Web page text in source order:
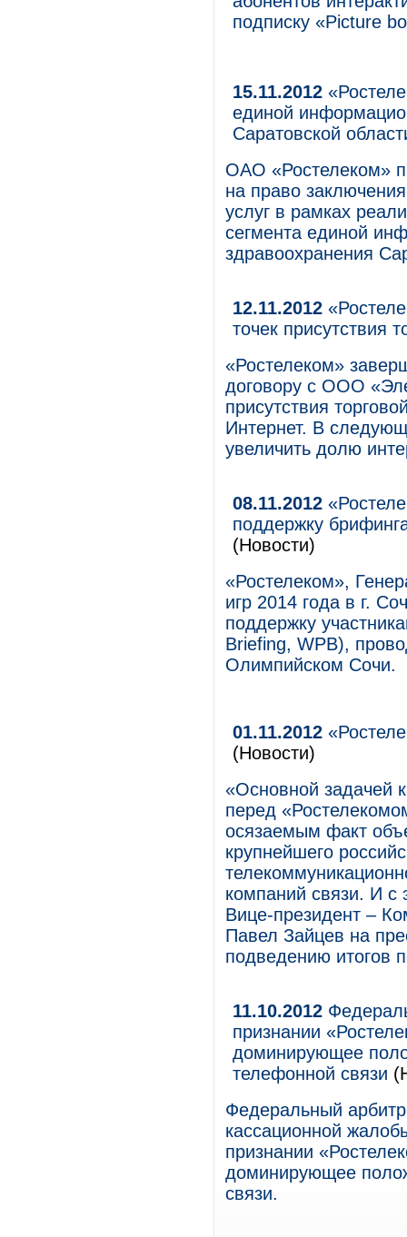
подписку «Picture
15.11.2012
единой
Саратовской
ОАО «Ростелеком»
на право заключения
услуг в рамках
сегмента единой
здравоохранения
12.11.2012
точек присутствия
«Ростелеком»
договору с ООО
присутствия
Интернет. В
увеличить долю
08.11.2012
поддержку
(Новости)
«Ростелеком»,
игр 2014 года в г.
поддержку
Briefing, WPB),
Олимпийском Сочи.
01.11.2012
(Новости)
«Основной задачей
перед
осязаемым факт
крупнейшего
компаний связи. И с
Вице-президент –
Павел Зайцев на
подведению итогов
11.10.2012
признании
доминирующее
телефонной связи
Федеральный
кассационной
признании
доминирующее
связи.